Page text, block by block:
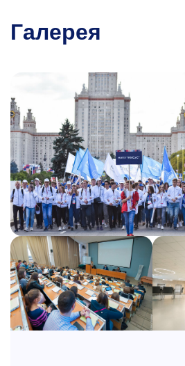
Галерея